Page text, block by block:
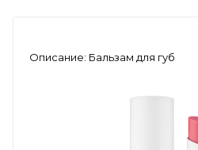
Описание: Бальзам для губ